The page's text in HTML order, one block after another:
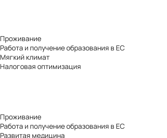
Проживание
Работа и получение образования в ЕС
Мягкий климат
Налоговая оптимизация
Проживание
Работа и получение образования в ЕС
Развитая медицина